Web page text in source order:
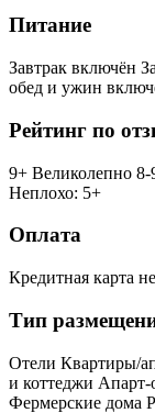
Питание
Завтрак включён
обед и ужин
Рейтинг по
9+ Великолепно 8-
Неплохо: 5+
Оплата
Кредитная карта
Тип
Отели Квартиры/
и коттеджи Апарт-
Фермерские дома